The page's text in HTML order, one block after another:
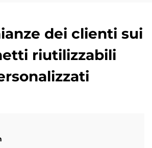
dei clienti sui
riutilizzabili